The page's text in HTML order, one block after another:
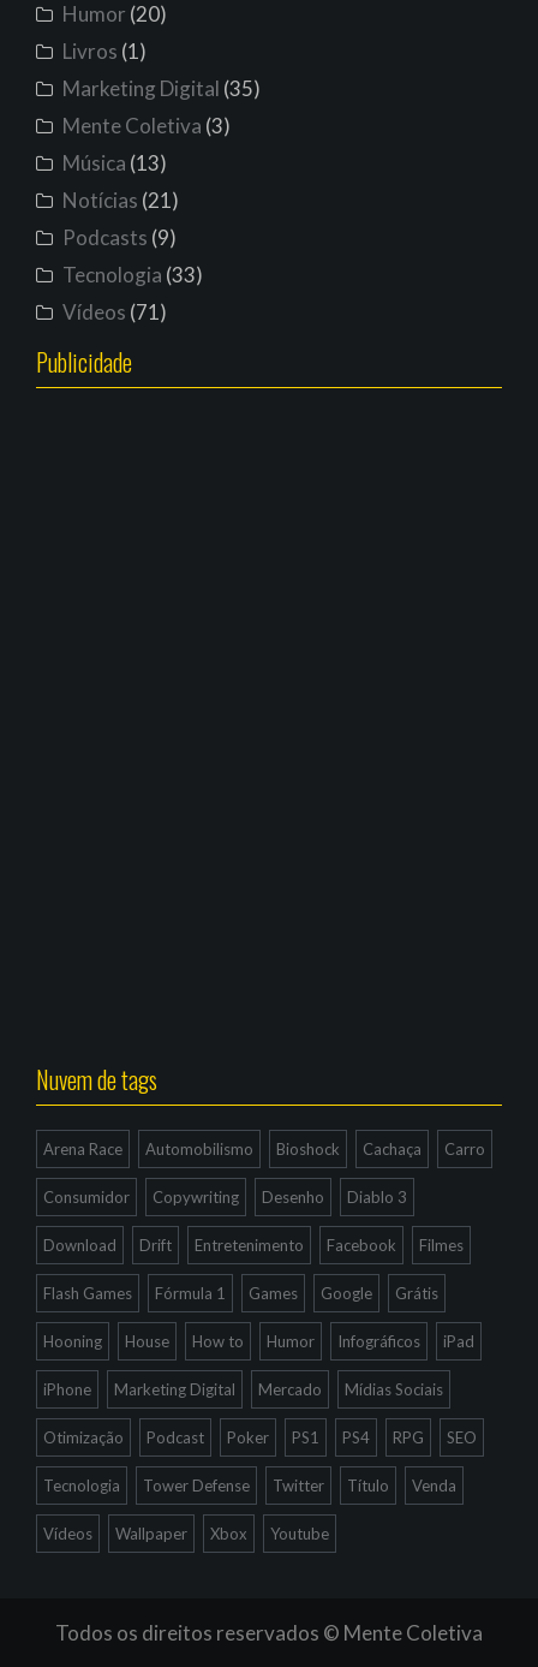
Humor (20)
Livros (1)
Marketing Digital (35)
Mente Coletiva (3)
Música (13)
Notícias (21)
Podcasts (9)
Tecnologia (33)
Vídeos (71)
Publicidade
Nuvem de tags
Arena Race Automobilismo Bioshock Cachaça Carro
Consumidor Copywriting Desenho Diablo 3
Download Drift Entretenimento Facebook Filmes
Flash Games Fórmula 1 Games Google Grátis
Hooning House How to Humor Infográficos iPad
iPhone Marketing Digital Mercado Mídias Sociais
Otimização Podcast Poker PS1 PS4 RPG SEO
Tecnologia Tower Defense Twitter Título Venda
Vídeos Wallpaper Xbox Youtube
Todos os direitos reservados © Mente Coletiva